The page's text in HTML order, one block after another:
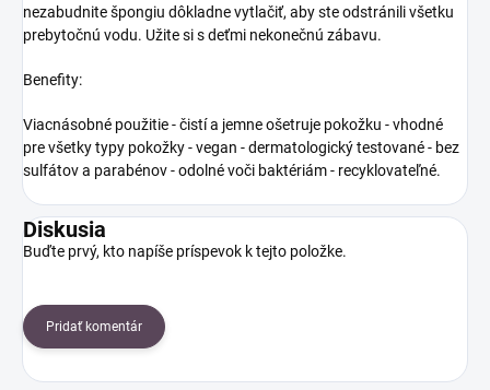
nezabudnite špongiu dôkladne vytlačiť, aby ste odstránili všetku
prebytočnú vodu. Užite si s deťmi nekonečnú zábavu.
Benefity:
Viacnásobné použitie - čistí a jemne ošetruje pokožku - vhodné
pre všetky typy pokožky - vegan - dermatologický testované - bez
sulfátov a parabénov - odolné voči baktériám - recyklovateľné.
Diskusia
Buďte prvý, kto napíše príspevok k tejto položke.
Pridať komentár